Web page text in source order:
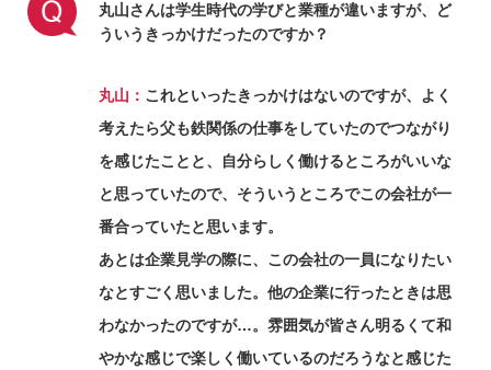
丸山さんは学生時代の学びと業種が違いますが、ど
ういうきっかけだったのですか？
丸山： これといったきっかけはないのですが、よく
考えたら父も鉄関係の仕事をしていたのでつながり
を感じたことと、自分らしく働けるところがいいな
と思っていたので、そういうところでこの会社が一
番合っていたと思います。
あとは企業見学の際に、この会社の一員になりたい
なとすごく思いました。他の企業に行ったときは思
わなかったのですが…。雰囲気が皆さん明るくて和
やかな感じで楽しく働いているのだろうなと感じた